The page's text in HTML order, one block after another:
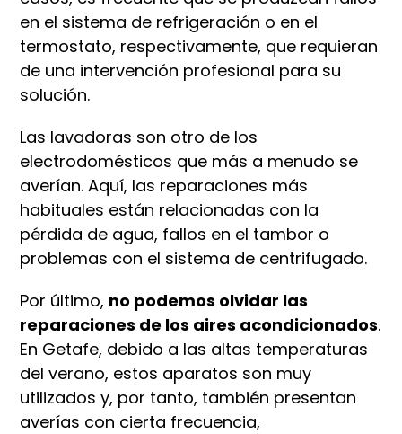
en el sistema de refrigeración o en el
termostato, respectivamente, que requieran
de una intervención profesional para su
solución.
Las lavadoras son otro de los
electrodomésticos que más a menudo se
averían. Aquí, las reparaciones más
habituales están relacionadas con la
pérdida de agua, fallos en el tambor o
problemas con el sistema de centrifugado.
Por último, no podemos olvidar las
reparaciones de los aires acondicionados.
En Getafe, debido a las altas temperaturas
del verano, estos aparatos son muy
utilizados y, por tanto, también presentan
averías con cierta frecuencia,